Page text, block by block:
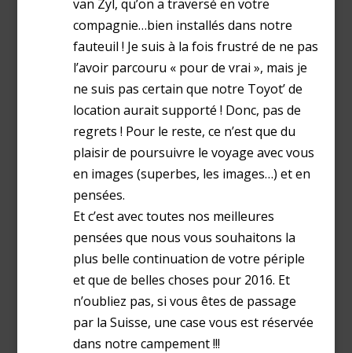
van Zyl, qu’on a traversé en votre
compagnie…bien installés dans notre
fauteuil ! Je suis à la fois frustré de ne pas
l’avoir parcouru « pour de vrai », mais je
ne suis pas certain que notre Toyot’ de
location aurait supporté ! Donc, pas de
regrets ! Pour le reste, ce n’est que du
plaisir de poursuivre le voyage avec vous
en images (superbes, les images…) et en
pensées.
Et c’est avec toutes nos meilleures
pensées que nous vous souhaitons la
plus belle continuation de votre périple
et que de belles choses pour 2016. Et
n’oubliez pas, si vous êtes de passage
par la Suisse, une case vous est réservée
dans notre campement !!!